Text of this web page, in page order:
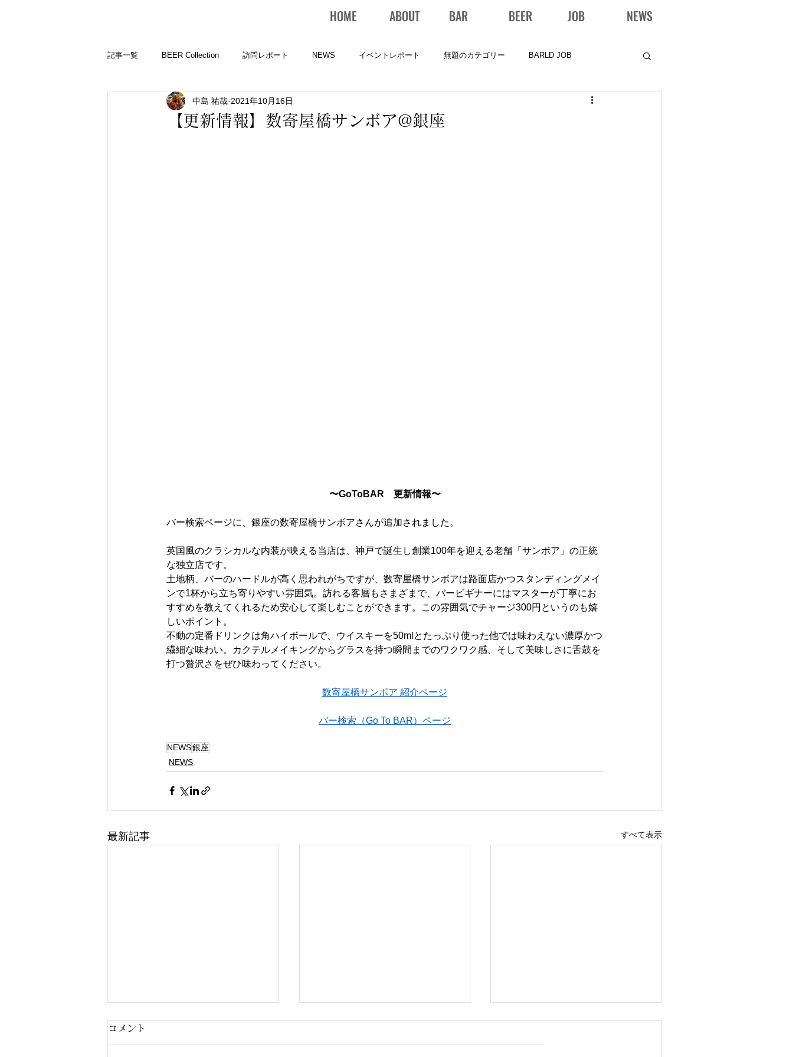
HOME ABOUT BAR BEER JOB NEWS
記事一覧 BEER Collection 訪問レポート NEWS イベントレポート 無題のカテゴリー BARLD JOB
バーコラム
【更新情報】数寄屋橋サンボア@銀座
中島 祐哉 2021年10月16日
〜GoToBAR　更新情報〜
バー検索ページに、銀座の数寄屋橋サンボアさんが追加されました。
英国風のクラシカルな内装が映える当店は、神戸で誕生し創業100年を迎える老舗「サンボア」の正統
な独立店です。
土地柄、バーのハードルが高く思われがちですが、数寄屋橋サンボアは路面店かつスタンディングメイ
ンで1杯から立ち寄りやすい雰囲気。訪れる客層もさまざまで、バービギナーにはマスターが丁寧にお
すすめを教えてくれるため安心して楽しむことができます。この雰囲気でチャージ300円というのも嬉
しいポイント。
不動の定番ドリンクは角ハイボールで、ウイスキーを50mlとたっぷり使った他では味わえない濃厚かつ
繊細な味わい。カクテルメイキングからグラスを持つ瞬間までのワクワク感、そして美味しさに舌鼓を
打つ贅沢さをぜひ味わってください。
数寄屋橋サンボア 紹介ページ
バー検索（Go To BAR）ページ
NEWS銀座
NEWS
最新記事 すべて表示
コメント